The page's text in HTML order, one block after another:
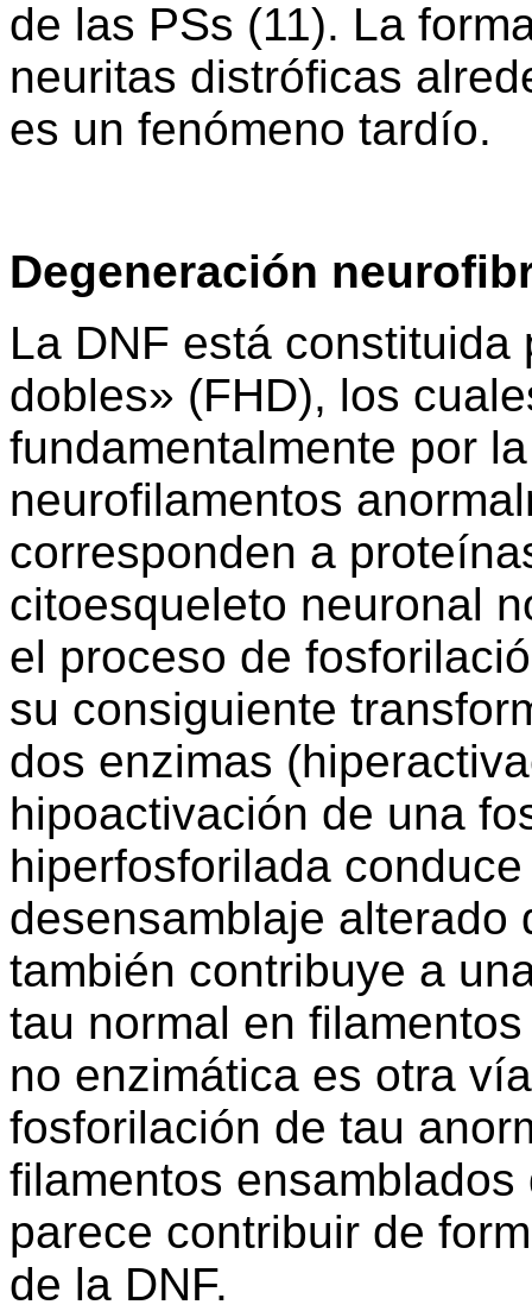
de las PSs (11). La
neuritas distróficas
es un fenómeno tardío.
Degeneración
La DNF está
dobles» (FHD), los
fundamentalmente por
neurofilamentos
corresponden a
citoesqueleto neuronal
el proceso de
su consiguiente
dos enzimas
hipoactivación de una
hiperfosforilada
desensamblaje alterado
también contribuye a
tau normal en
no enzimática es otra
fosforilación de tau
filamentos
parece contribuir de
de la DNF.